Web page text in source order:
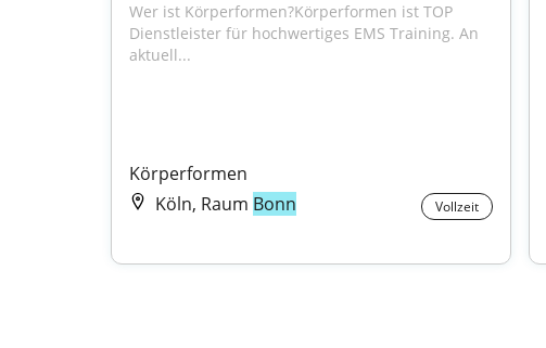
Wer ist Körperformen?Körperformen ist TOP
Dienstleister für hochwertiges EMS Training. An
aktuell...
Körperformen
Köln, Raum Bonn Vollzeit